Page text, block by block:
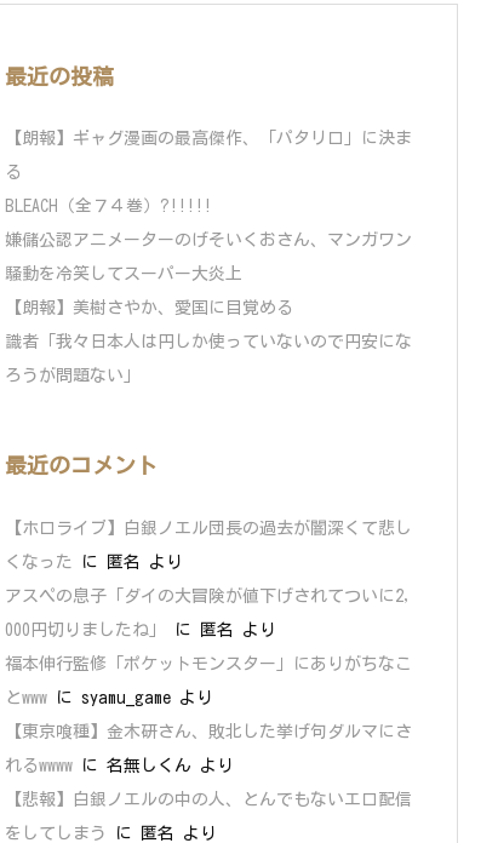
最近の投稿
【朗報】ギャグ漫画の最高傑作、「パタリロ」に決ま
る
BLEACH（全７４巻）?!!!!!
嫌儲公認アニメーターのげそいくおさん、マンガワン
騒動を冷笑してスーパー大炎上
【朗報】美樹さやか、愛国に目覚める
識者「我々日本人は円しか使っていないので円安にな
ろうが問題ない」
最近のコメント
【ホロライブ】白銀ノエル団長の過去が闇深くて悲し
くなった
に 匿名
より
アスペの息子「ダイの大冒険が値下げされてついに2,
000円切りましたね」
に 匿名
より
福本伸行監修「ポケットモンスター」にありがちなこ
とwww に syamu_game より
【東京喰種】金木研さん、敗北した挙げ句ダルマにさ
れるwwww に 名無しくん より
【悲報】白銀ノエルの中の人、とんでもないエロ配信
をしてしまう
に 匿名 より